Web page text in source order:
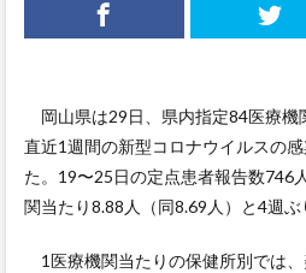
岡山県は29日、県内指定84医療機
直近1週間の新型コロナウイルスの
た。19〜25日の定点患者報告数746
関当たり8.88人（同8.69人）と4週ぶ
1医療機関当たりの保健所別では